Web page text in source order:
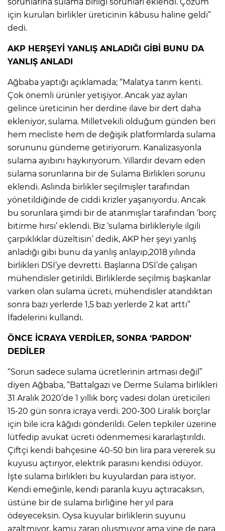
için kurulan birlikler üreticinin kâbusu haline geldi”
dedi.
AKP HERŞEYİ YANLIŞ ANLADIĞI GİBİ BUNU DA
YANLIŞ ANLADI
Ağbaba yaptığı açıklamada; “Malatya tarım kenti.
Çok önemli ürünler yetişiyor. Ancak yaz ayları
gelince üreticinin her derdine ilave bir dert daha
ekleniyor, sulama. Milletvekili olduğum günden beri
hem mecliste hem de değişik platformlarda sulama
sorununu gündeme getiriyorum. Kanalizasyonla
sulama ayıbını haykırıyorum. Yıllardır devam eden
sulama sorunlarına bir de Sulama Birlikleri sorunu
eklendi. Aslında birlikler seçilmişler tarafından
yönetildiğinde de ciddi krizler yaşanıyordu. Ancak
bu sorunlara şimdi bir de atanmışlar tarafından ‘borç
bitirme hırsı’ eklendi. Biz ‘sulama birlikleriyle ilgili
çarpıklıklar düzeltisin’ dedik, AKP her şeyi yanlış
anladığı gibi bunu da yanlış anlayıp,2018 yılında
birlikleri DSİ’ye devretti. Başlarına DSİ’de çalışan
mühendisler getirildi. Birliklerde seçilmiş başkanlar
varken olan sulama ücreti, mühendisler atandıktan
sonra bazı yerlerde 1,5 bazı yerlerde 2 kat arttı”
İfadelerini kullandı.
ÖNCE İCRAYA VERDİLER, SONRA ‘PARDON’
DEDİLER
“Sorun sadece sulama ücretlerinin artması değil”
diyen Ağbaba, “Battalgazi ve Derme Sulama birlikleri
31 Aralık 2020’de 1 yıllık borç vadesi dolan üreticileri
15-20 gün sonra icraya verdi. 200-300 Liralık borçlar
için bile icra kâğıdı gönderildi. Gelen tepkiler üzerine
lütfedip avukat ücreti ödenmemesi kararlaştırıldı.
Çiftçi kendi bahçesine 40-50 bin lira para vererek su
kuyusu açtırıyor, elektrik parasını kendisi ödüyor.
İşte sulama birlikleri bu kuyulardan para istiyor.
Kendi emeğinle, kendi paranla kuyu açtıracaksın,
üstüne bir de sulama birliğine her yıl para
ödeyeceksin. Oysa kuyular birliklerin suyunu
azaltmıyor, kamu zararı oluşmuyor ama yine de para